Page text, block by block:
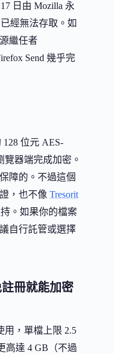
日由 Mozilla 永
經無法存取。如
繼任者
Send 幾乎完
128 位元 AES-
器端完成加密。
障的。不過這個
，也不像 Tresorit
持。如果你的檔案
自行託管或選擇
冊就能加密
用，單檔上限 2.5
高達 4 GB（不過